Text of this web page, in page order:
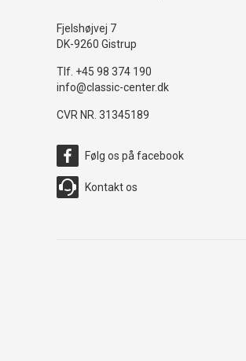
Fjelshøjvej 7
DK-9260 Gistrup
Tlf. +45 98 374 190
info@classic-center.dk
CVR NR. 31345189
Følg os på facebook
Kontakt os